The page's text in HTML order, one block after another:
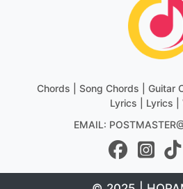
Chords | Song Chords | Guitar
Lyrics | Lyrics |
EMAIL: